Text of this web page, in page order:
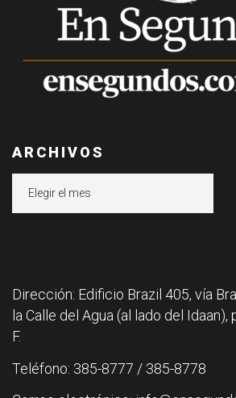
ARCHIVOS
Dirección: Edificio Brazil 405, vía
la Calle del Agua (al lado del Idaan),
F.
Teléfono: 385-8777 / 385-8778